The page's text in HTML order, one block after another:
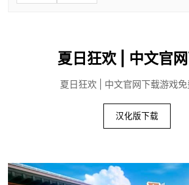
夏日狂欢 | 中文官
夏日狂欢 | 中文官网下载游戏
汉化版下载